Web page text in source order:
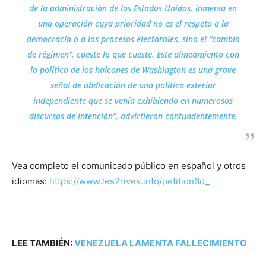
de la administración de los Estados Unidos, inmersa en
una operación cuya prioridad no es el respeto a la
democracia o a los procesos electorales, sino el “cambio
de régimen”, cueste lo que cueste. Este alineamiento con
la política de los halcones de Washington es una grave
señal de abdicación de una política exterior
independiente que se venía exhibiendo en numerosos
discursos de intención”, advirtieron contundentemente.
Vea completo el comunicado público en español y otros
idiomas: https://www.les2rives.info/petition6d_
LEE TAMBIÉN:VENEZUELA LAMENTA FALLECIMIENTO